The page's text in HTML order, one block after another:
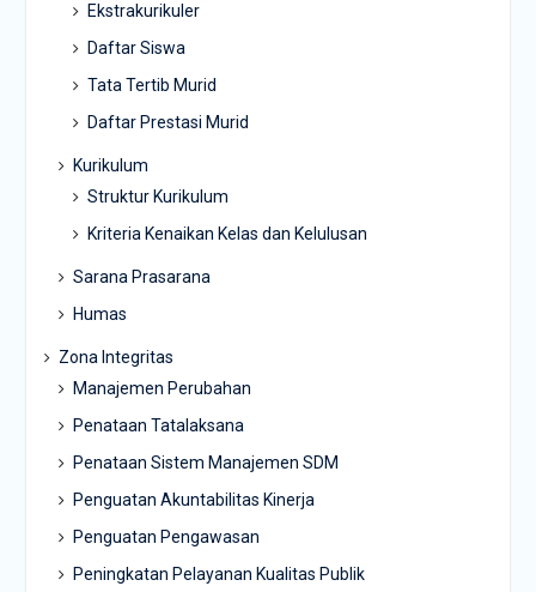
Ekstrakurikuler
Daftar Siswa
Tata Tertib Murid
Daftar Prestasi Murid
Kurikulum
Struktur Kurikulum
Kriteria Kenaikan Kelas dan Kelulusan
Sarana Prasarana
Humas
Zona Integritas
Manajemen Perubahan
Penataan Tatalaksana
Penataan Sistem Manajemen SDM
Penguatan Akuntabilitas Kinerja
Penguatan Pengawasan
Peningkatan Pelayanan Kualitas Publik